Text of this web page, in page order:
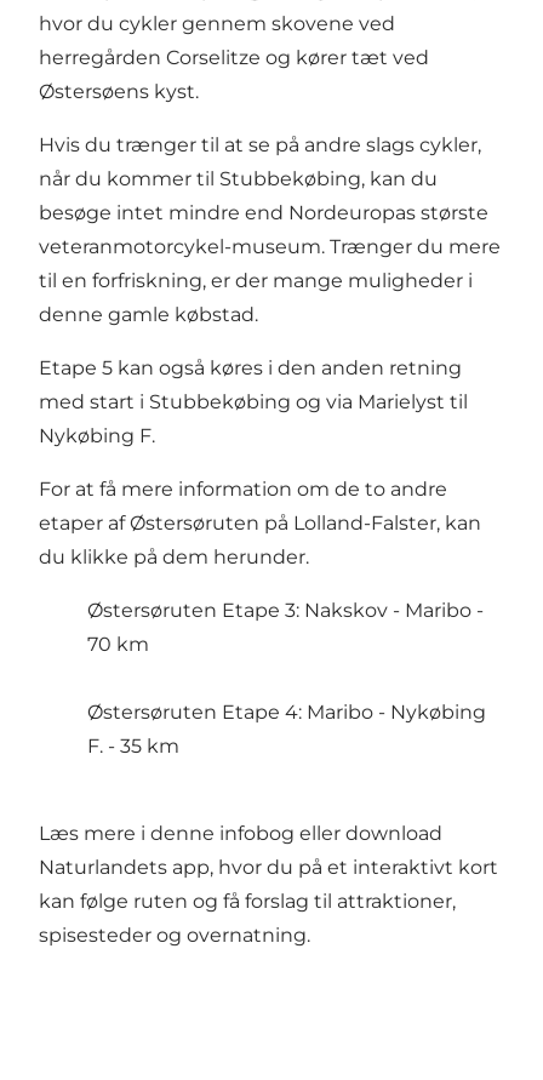
hvor du cykler gennem skovene ved
herregården Corselitze og kører tæt ved
Østersøens kyst.
Hvis du trænger til at se på andre slags cykler,
når du kommer til Stubbekøbing, kan du
besøge intet mindre end Nordeuropas største
veteranmotorcykel-museum. Trænger du mere
til en forfriskning, er der mange muligheder i
denne gamle købstad.
Etape 5 kan også køres i den anden retning
med start i Stubbekøbing og via Marielyst til
Nykøbing F.
For at få mere information om de to andre
etaper af Østersøruten på Lolland-Falster, kan
du klikke på dem herunder.
Østersøruten Etape 3: Nakskov - Maribo -
70 km
Østersøruten Etape 4: Maribo - Nykøbing
F. - 35 km
Læs mere i denne infobog eller download
Naturlandets app, hvor du på et interaktivt kort
kan følge ruten og få forslag til attraktioner,
spisesteder og overnatning.